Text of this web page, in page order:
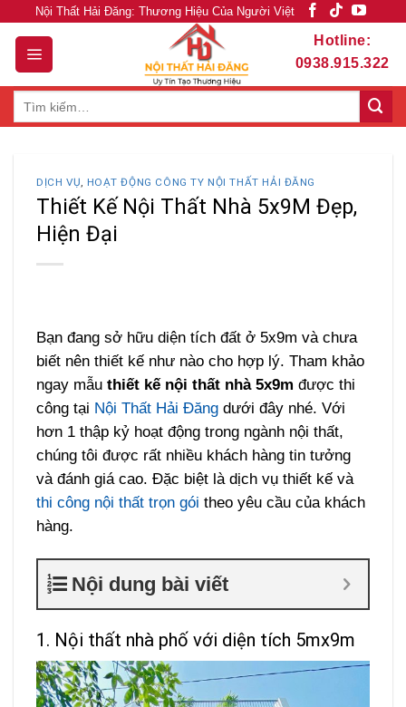
content
Nội Thất Hải Đăng: Thương Hiệu Của Người Việt
Hotline:
0938.915.322
DỊCH VỤ, HOẠT ĐỘNG CÔNG TY NỘI THẤT HẢI ĐĂNG
Thiết Kế Nội Thất Nhà 5x9M Đẹp,
Hiện Đại
Bạn đang sở hữu diện tích đất ở 5x9m và chưa
biết nên thiết kế như nào cho hợp lý. Tham khảo
ngay mẫuthiết kế nội thất nhà 5x9m được thi
công tại Nội Thất Hải Đăng dưới đây nhé. Với
hơn 1 thập kỷ hoạt động trong ngành nội thất,
chúng tôi được rất nhiều khách hàng tin tưởng
và đánh giá cao. Đặc biệt là dịch vụ thiết kế và
thi công nội thất trọn gói theo yêu cầu của khách
hàng.
Nội dung bài viết
1. Nội thất nhà phố với diện tích 5mx9m